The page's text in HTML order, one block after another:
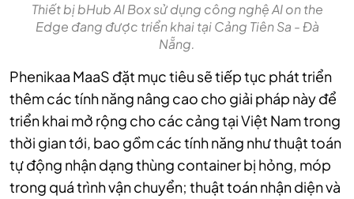
Thiết bị bHub AI Box sử dụng công nghệ AI on the
Edge đang được triển khai tại Cảng Tiên Sa - Đà
Nẵng.
Phenikaa MaaS đặt mục tiêu sẽ tiếp tục phát triển
thêm các tính năng nâng cao cho giải pháp này để
triển khai mở rộng cho các cảng tại Việt Nam trong
thời gian tới, bao gồm các tính năng như thuật toán
tự động nhận dạng thùng container bị hỏng, móp
trong quá trình vận chuyển; thuật toán nhận diện và